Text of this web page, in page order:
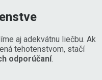
aj adekvátnu liečbu. Ak
tehotenstvom, stačí
odporúčaní.